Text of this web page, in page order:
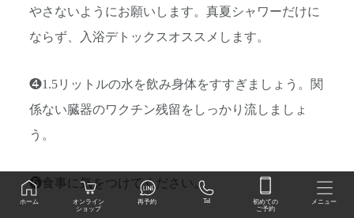
やさないようにお願いします。真夏シャワーだけに
ならず、入浴デトックスオススメします。
❹1.5リットルの水を飲み身体をすすぎましょう。関
係ない臓器のワクチン残留をしっかり流しましょ
う。
❺食事に気をつけてください。
ホーム
オンライン
ショップ
再予約 Tel
初めての
ご予約
メニュー